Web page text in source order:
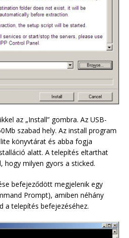
az „Install” gombra. Az USB-
szabad hely. Az install program
könyvtárat és abba fogja
alatt. A telepítés eltarthat
hogy milyen gyors a sticked.
befejeződött megjelenik egy
Prompt), amiben néhány
a telepítés befejezéséhez.